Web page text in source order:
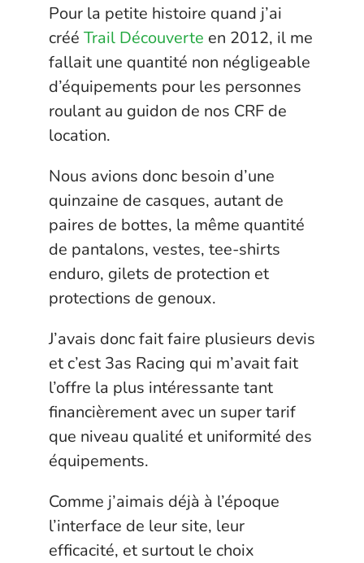
Pour la petite histoire quand j’ai
créé Trail Découverte en 2012, il me
fallait une quantité non négligeable
d’équipements pour les personnes
roulant au guidon de nos CRF de
location.
Nous avions donc besoin d’une
quinzaine de casques, autant de
paires de bottes, la même quantité
de pantalons, vestes, tee-shirts
enduro, gilets de protection et
protections de genoux.
J’avais donc fait faire plusieurs devis
et c’est 3as Racing qui m’avait fait
l’offre la plus intéressante tant
financièrement avec un super tarif
que niveau qualité et uniformité des
équipements.
Comme j’aimais déjà à l’époque
l’interface de leur site, leur
efficacité, et surtout le choix